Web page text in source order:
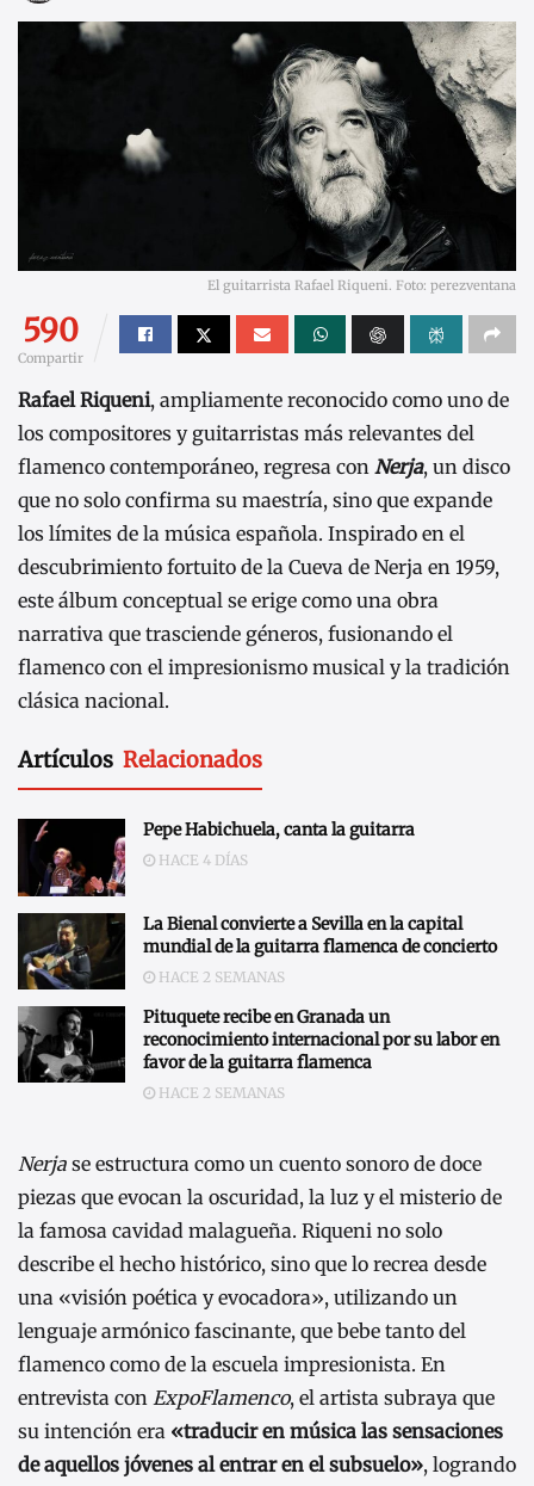
El guitarrista Rafael Riqueni. Foto: perezventana
590
Compartir
Rafael Riqueni, ampliamente reconocido como uno de
los compositores y guitarristas más relevantes del
flamenco contemporáneo, regresa con Nerja, un disco
que no solo confirma su maestría, sino que expande
los límites de la música española. Inspirado en el
descubrimiento fortuito de la Cueva de Nerja en 1959,
este álbum conceptual se erige como una obra
narrativa que trasciende géneros, fusionando el
flamenco con el impresionismo musical y la tradición
clásica nacional.
Artículos Relacionados
Pepe Habichuela, canta la guitarra
HACE 4 DÍAS
La Bienal convierte a Sevilla en la capital
mundial de la guitarra flamenca de concierto
HACE 2 SEMANAS
Pituquete recibe en Granada un
reconocimiento internacional por su labor en
favor de la guitarra flamenca
HACE 2 SEMANAS
Nerja se estructura como un cuento sonoro de doce
piezas que evocan la oscuridad, la luz y el misterio de
la famosa cavidad malagueña. Riqueni no solo
describe el hecho histórico, sino que lo recrea desde
una «visión poética y evocadora», utilizando un
lenguaje armónico fascinante, que bebe tanto del
flamenco como de la escuela impresionista. En
entrevista con ExpoFlamenco, el artista subraya que
su intención era «traducir en música las sensaciones
de aquellos jóvenes al entrar en el subsuelo», logrando